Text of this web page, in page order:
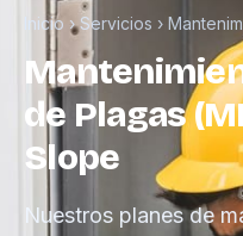
Inicio ›Servicios ›
de Plagas
Slope
Nuestros planes de